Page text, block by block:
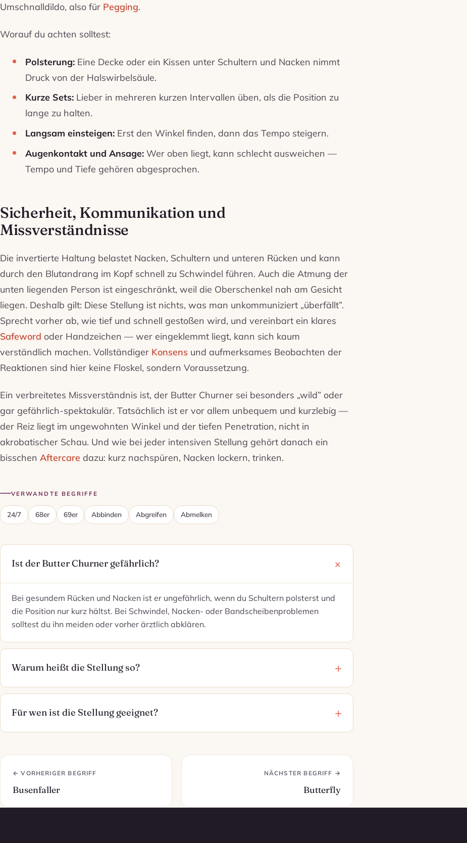
Umschnalldildo, also für Pegging.
Worauf du achten solltest:
Polsterung: Eine Decke oder ein Kissen unter Schultern und Nacken nimmt
Druck von der Halswirbelsäule.
Kurze Sets: Lieber in mehreren kurzen Intervallen üben, als die Position zu
lange zu halten.
Langsam einsteigen: Erst den Winkel finden, dann das Tempo steigern.
Augenkontakt und Ansage: Wer oben liegt, kann schlecht ausweichen —
Tempo und Tiefe gehören abgesprochen.
Sicherheit, Kommunikation und
Missverständnisse
Die invertierte Haltung belastet Nacken, Schultern und unteren Rücken und kann
durch den Blutandrang im Kopf schnell zu Schwindel führen. Auch die Atmung der
unten liegenden Person ist eingeschränkt, weil die Oberschenkel nah am Gesicht
liegen. Deshalb gilt: Diese Stellung ist nichts, was man unkommuniziert „überfällt”.
Sprecht vorher ab, wie tief und schnell gestoßen wird, und vereinbart ein klares
Safeword oder Handzeichen — wer eingeklemmt liegt, kann sich kaum
verständlich machen. Vollständiger Konsens und aufmerksames Beobachten der
Reaktionen sind hier keine Floskel, sondern Voraussetzung.
Ein verbreitetes Missverständnis ist, der Butter Churner sei besonders „wild” oder
gar gefährlich-spektakulär. Tatsächlich ist er vor allem unbequem und kurzlebig —
der Reiz liegt im ungewohnten Winkel und der tiefen Penetration, nicht in
akrobatischer Schau. Und wie bei jeder intensiven Stellung gehört danach ein
bisschen Aftercare dazu: kurz nachspüren, Nacken lockern, trinken.
VERWANDTE BEGRIFFE
24/7 68er 69er Abbinden Abgreifen Abmelken
Ist der Butter Churner gefährlich?
Bei gesundem Rücken und Nacken ist er ungefährlich, wenn du Schultern polsterst und
die Position nur kurz hältst. Bei Schwindel, Nacken- oder Bandscheibenproblemen
solltest du ihn meiden oder vorher ärztlich abklären.
Warum heißt die Stellung so?
Für wen ist die Stellung geeignet?
← VORHERIGER BEGRIFF
Busenfaller
NÄCHSTER BEGRIFF →
Butterfly